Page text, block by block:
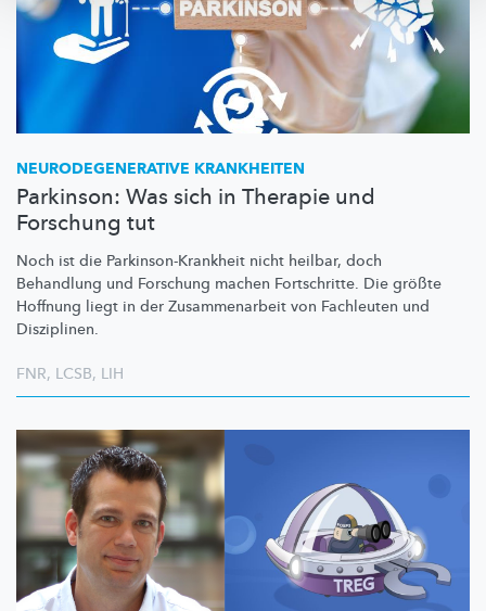
NEURODEGENERATIVE KRANKHEITEN
Parkinson: Was sich in Therapie und
Forschung tut
Noch ist die Parkinson-Krankheit nicht heilbar, doch
Behandlung und Forschung machen Fortschritte. Die größte
Hoffnung liegt in der Zusammenarbeit von Fachleuten und
Disziplinen.
FNR, LCSB, LIH